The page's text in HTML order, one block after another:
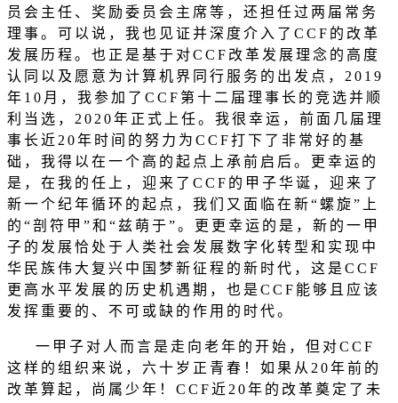
员会主任、奖励委员会主席等，还担任过两届常务
理事。可以说，我也见证并深度介入了 CCF 的改革
发展历程。也正是基于对CCF 改革发展理念的高度
认同以及愿意为计算机界同行服务的出发点， 2019
年 10 月，我参加了 CCF 第十二届理事长的竞选并顺
利当选， 2020年正式上任。我很幸运，前面几届理
事长近 20年时间的努力为 CCF打下了非常好的基
础，我得以在一个高的起点上承前启后。更幸运的
是，在我的任上，迎来了 CCF 的甲子华诞，迎来了
新一个纪年循环的起点，我们又面临在新“ 螺旋”
上
的 “剖符甲 ”和 “ 兹萌于”。更更幸运的是，新的一甲
子的发展恰处于人类社会发展数字化转型和实现中
华民族伟大复兴中国梦新征程的新时代，这是 CCF
更高水平发展的历史机遇期，也是 CCF 能够且应该
发挥重要的、不可或缺的作用的时代。
一甲子对人而言是走向老年的开始，但对CCF
这样的组织来说，六十岁正青春！如果从 20年前的
改革算起，尚属少年！ CCF近 20年的改革奠定了未